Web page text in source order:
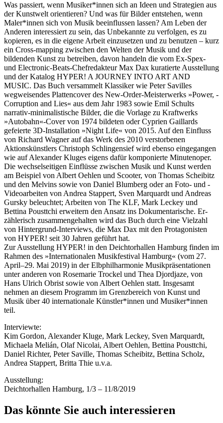
Was ­passiert, wenn Musiker*innen sich an Ideen und Strategien aus
der Kunstwelt orientieren? Und was für Bilder entstehen, wenn
Maler*innen sich von Musik beeinflussen lassen? Am Leben der
Anderen interessiert zu sein, das Unbekannte zu verfolgen, es zu
kopieren, es in die eigene Arbeit einzusetzen und zu benutzen – kurz
ein Cross-mapping zwischen den Welten der Musik und der
bildenden Kunst zu betreiben, davon handeln die vom Ex-Spex-
und Electronic-Beats-Chefredakteur Max Dax kuratierte Ausstellung
und der Katalog HYPER! A JOURNEY INTO ART AND
MUSIC. Das Buch versammelt Klassiker wie Peter Savilles
wegweisendes Plattencover des New-Order-Meisterwerks »Power, ­
Corruption and Lies« aus dem Jahr 1983 sowie Emil Schults
narrativ-minimalistische Bilder, die die Vorlage zu Kraftwerks
»Autobahn«-Cover von 1974 bildeten oder Cyprien Gaillards
gefeierte 3D-Installation »Night Life« von 2015. Auf den Einfluss
von Richard Wagner auf das Werk des 2010 verstor­benen
Aktionskünstlers Christoph Schlingensief wird ebenso eingegangen
wie auf Alexander Kluges eigens dafür komponierte Minuten­oper.
Die ­wechselseitigen Einflüsse zwischen Musik und Kunst werden
am Beispiel von Albert Oehlen und Scooter, von Thomas Scheibitz
und den ­Melvins sowie von Daniel Blumberg oder an Foto­- und ­
Videoarbeiten von Andrea Stappert, Sven Marquardt und Andreas
Gursky beleuchtet; ­Arbeiten von The KLF, Mark Leckey und
Bettina Pousttchi ­erweitern den Ansatz ins Dokumen­­ta­rische. Er­
zählerisch zusammengehalten wird das Buch durch eine Vielzahl
von Hintergrund-Interviews, die Max Dax mit den ­Protagonisten
von HYPER! seit 30 Jahren geführt hat.
Zur Ausstellung HYPER! in den Deichtorhallen Hamburg finden im
Rahmen des ­»Internationalen Musik­festival ­Hamburg« (vom 27.
April–29. Mai 2019) in der Elbphilhar­monie ­Musikpräsentationen
unter anderen von ­Rosemarie Trockel und Thea Djordjaze, von
Hans Ulrich Obrist sowie von Albert Oehlen statt. Insgesamt
nehmen an ­diesem Programm im Grenzbereich von Kunst und
Musik über 40 ­internationale Künstler*innen und Musiker*innen
teil.
Interviewte:
Kim Gordon, Alexander Kluge, Mark Leckey, Sven Marquardt,
Michaela Melián, Olaf Nicolai, Albert Oehlen, Bettina Pousttchi,
Daniel Richter, Peter Saville, Thomas Scheibitz, Bettina Scholz,
Andrea Stappert, Britta Thie u.v.a.
Ausstellung:
Deichtorhallen Hamburg, 1/3 – 11/8/2019
Das könnte Sie auch interessieren